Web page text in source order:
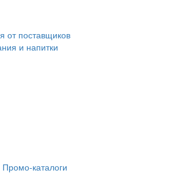
от поставщиков
и напитки
Промо-каталоги